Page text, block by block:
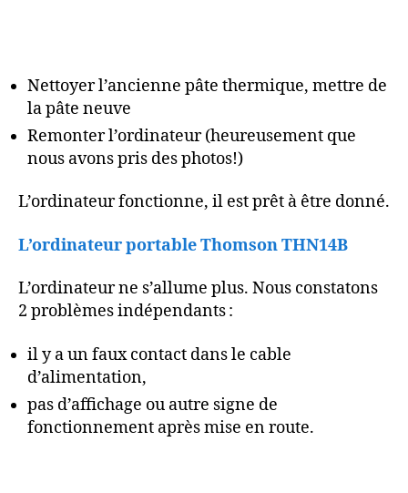
Nettoyer l’ancienne pâte thermique, mettre de
la pâte neuve
Remonter l’ordinateur (heureusement que
nous avons pris des photos!)
L’ordinateur fonctionne, il est prêt à être donné.
L’ordinateur portable Thomson THN14B
L’ordinateur ne s’allume plus. Nous constatons
2 problèmes indépendants :
il y a un faux contact dans le cable
d’alimentation,
pas d’affichage ou autre signe de
fonctionnement après mise en route.